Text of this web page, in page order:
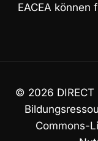
EACEA
© 2026
Commons-